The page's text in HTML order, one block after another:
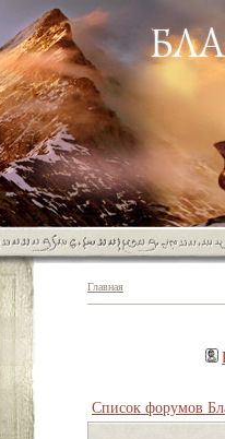
Главная
Список форумов